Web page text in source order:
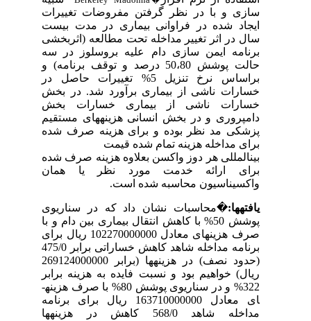
سازی و با در نظر گرفتن مفروضات تغییرات
ایجاد شده در فراوانی بیماری در مدت بیست
سال در اثر تغییر مداخله تحت مطالعه (اثربخشی
برنامه ایمن سازی دام علیه بروسلوز در سه
حالت پوشش 50،80 درصد و توقف برنامه) و
براساس نرخ تنزیل 5% تغییرات حاصل در
خسارات ناشی از بیماری برآورد شد. در بخش
خسارات ناشی از بیماری خسارات بخش
دامپروری و در بخش انسانی هزینه­های مستقیم
پزشکی مد نظر بوده و برای هزینه صرف شده
برای مداخله هزینه تمام شده قیمت
بین­المللی هر دوز واکسن بعلاوه هزینه صرف شده
برای ارائه خدمت مورد نظر یا همان
واکسیناسیون محاسبه شده است.
یافته­ها:�محاسبات نشان داد که در سناریوی
پوشش 50% با کاهش انتقال بیماری بین دام و با
صرف هزینه­ای معادل 102270000000ریال برای
برنامه مداخله شاهد
کاهش خساراتی برابر 475/0
(حدود نصف) در هزینه­ها(برابر 269124000000
ریال) خواهیم بود و نسبت فایده به هزینه برابر
322%
و در سناریوی پوشش 80% با صرف هزینه­
ای معادل 163710000000 ریال برای برنامه
مداخله شاهد 568/0 کاهش در هزینه­ها